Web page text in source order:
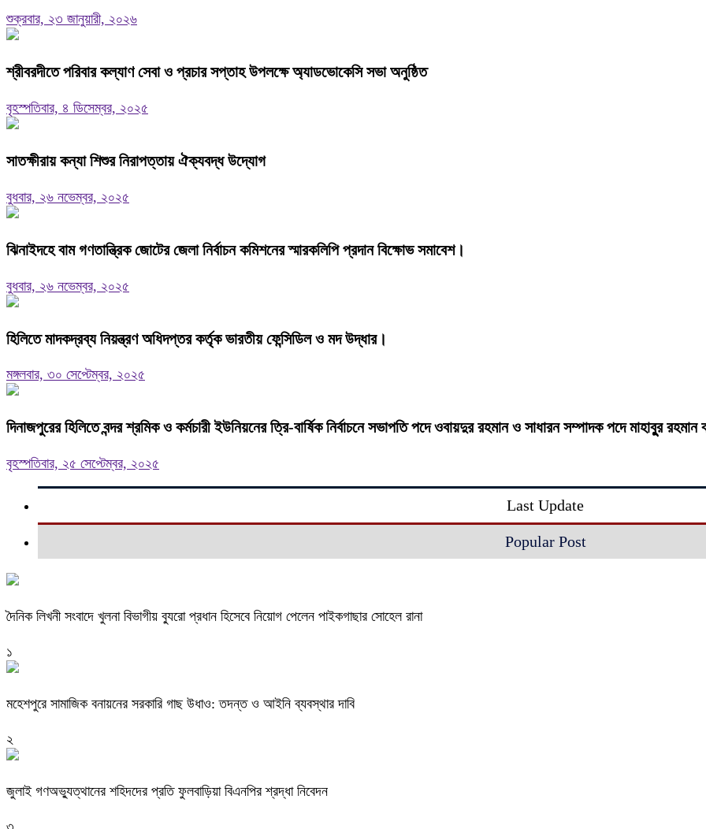
শুক্রবার, ২৩ জানুয়ারী, ২০২৬
শ্রীবরদীতে পরিবার কল্যাণ সেবা ও প্রচার সপ্তাহ উপলক্ষে অ্যাডভোকেসি সভা অনুষ্ঠিত
বৃহস্পতিবার, ৪ ডিসেম্বর, ২০২৫
সাতক্ষীরায় কন্যা শিশুর নিরাপত্তায় ঐক্যবদ্ধ উদ্যোগ
বুধবার, ২৬ নভেম্বর, ২০২৫
ঝিনাইদহে বাম গণতান্ত্রিক জোটের জেলা নির্বাচন কমিশনের স্মারকলিপি প্রদান বিক্ষোভ সমাবেশ।
বুধবার, ২৬ নভেম্বর, ২০২৫
হিলিতে মাদকদ্রব্য নিয়ন্ত্রণ অধিদপ্তর কর্তৃক ভারতীয় ফেন্সিডিল ও মদ উদ্ধার।
মঙ্গলবার, ৩০ সেপ্টেম্বর, ২০২৫
দিনাজপুরের হিলিতে বন্দর শ্রমিক ও কর্মচারী ইউনিয়নের ত্রি-বার্ষিক নির্বাচনে সভাপতি পদে ওবায়দুর রহমান ও সাধারন সম্পাদক পদে মাহাবু্ুর রহমান
বৃহস্পতিবার, ২৫ সেপ্টেম্বর, ২০২৫
Last Update
Popular Post
দৈনিক লিখনী সংবাদে খুলনা বিভাগীয় ব্যুরো প্রধান হিসেবে নিয়োগ পেলেন পাইকগাছার সোহেল রানা
১
মহেশপুরে সামাজিক বনায়নের সরকারি গাছ উধাও: তদন্ত ও আইনি ব্যবস্থার দাবি
২
জুলাই গণঅভ্যুত্থানের শহিদদের প্রতি ফুলবাড়িয়া বিএনপির শ্রদ্ধা নিবেদন